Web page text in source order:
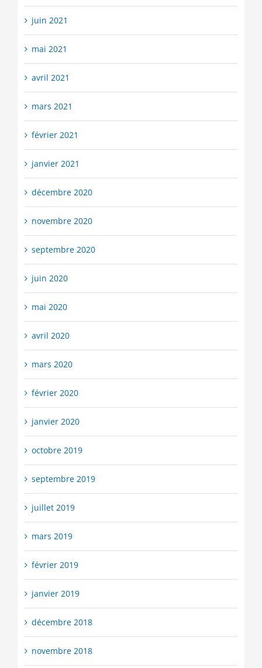
juin 2021
mai 2021
avril 2021
mars 2021
février 2021
janvier 2021
décembre 2020
novembre 2020
septembre 2020
juin 2020
mai 2020
avril 2020
mars 2020
février 2020
janvier 2020
octobre 2019
septembre 2019
juillet 2019
mars 2019
février 2019
janvier 2019
décembre 2018
novembre 2018